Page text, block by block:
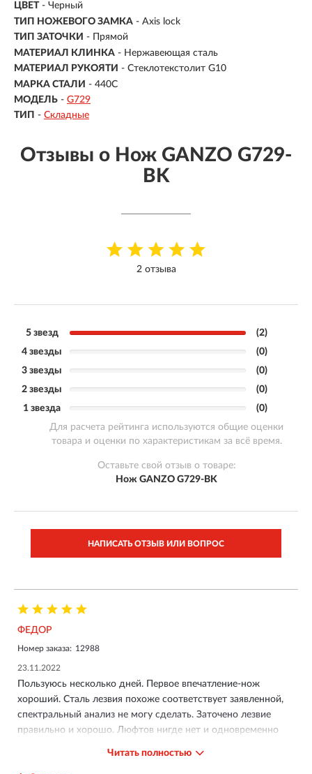
ЦВЕТ - Черный
ТИП НОЖЕВОГО ЗАМКА - Axis lock
ТИП ЗАТОЧКИ - Прямой
МАТЕРИАЛ КЛИНКА - Нержавеющая сталь
МАТЕРИАЛ РУКОЯТИ - Стеклотекстолит G10
МАРКА СТАЛИ - 440С
МОДЕЛЬ - G729
ТИП - Складные
Отзывы о Нож GANZO G729-
BK
2 отзыва
5 звезд
(2)
4 звезды
(0)
3 звезды
(0)
2 звезды
(0)
1 звезда
(0)
Для расчета рейтинга используются общие оценки
товара и оценки по характеристикам за всё время.
Оставьте свой отзыв о товаре:
Нож GANZO G729-BK
НАПИСАТЬ ОТЗЫВ ИЛИ ВОПРОС
ФЕДОР
Номер заказа: 12988
23.11.2022
Пользуюсь несколько дней. Первое впечатление-нож
хороший. Сталь лезвия похоже соответствует заявленной,
спектральный анализ не могу сделать. Заточено лезвие
правильно и хорошо. Люфтов нигде нет и одновременно
Читать полностью